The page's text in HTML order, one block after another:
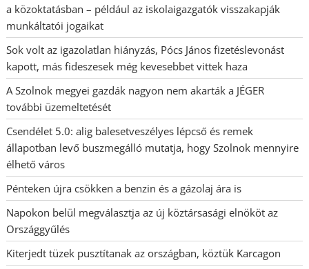
a közoktatásban – például az iskolaigazgatók visszakapják
munkáltatói jogaikat
Sok volt az igazolatlan hiányzás, Pócs János fizetéslevonást
kapott, más fideszesek még kevesebbet vittek haza
A Szolnok megyei gazdák nagyon nem akarták a JÉGER
további üzemeltetését
Csendélet 5.0: alig balesetveszélyes lépcső és remek
állapotban levő buszmegálló mutatja, hogy Szolnok mennyire
élhető város
Pénteken újra csökken a benzin és a gázolaj ára is
Napokon belül megválasztja az új köztársasági elnököt az
Országgyűlés
Kiterjedt tüzek pusztítanak az országban, köztük Karcagon